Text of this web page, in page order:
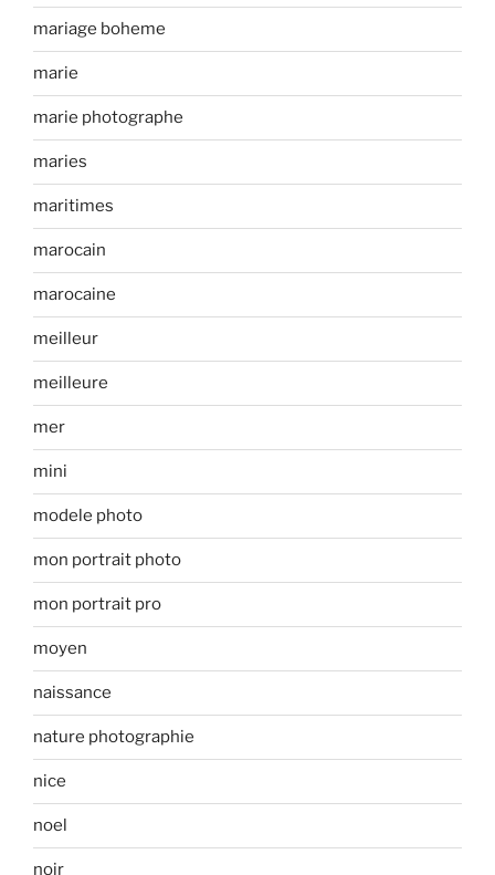
mariage boheme
marie
marie photographe
maries
maritimes
marocain
marocaine
meilleur
meilleure
mer
mini
modele photo
mon portrait photo
mon portrait pro
moyen
naissance
nature photographie
nice
noel
noir